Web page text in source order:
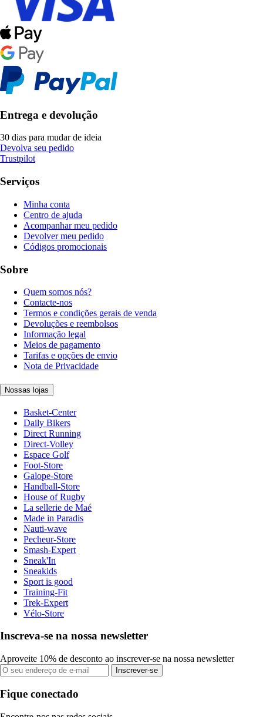
Entrega e devolução
30 dias para mudar de ideia
Devolva seu pedido
Trustpilot
Serviços
Minha conta
Centro de ajuda
Acompanhar meu pedido
Devolver meu pedido
Códigos promocionais
Sobre
Quem somos nós?
Contacte-nos
Termos e condições gerais de venda
Devoluções e reembolsos
Informação legal
Meios de pagamento
Tarifas e opções de envio
Nota de Privacidade
Nossas lojas
Basket-Center
Daily Bikers
Direct Running
Direct-Volley
Espace Golf
Foot-Store
Galope-Store
Handball-Store
House of Rugby
La sellerie de Maé
Made in Paradis
Nauti-wave
Pecheur-Store
Smash-Expert
Sneak'In
Sneakids
Sport is good
Training-Fit
Trek-Expert
Vélo-Store
Inscreva-se na nossa newsletter
Aproveite 10% de desconto ao inscrever-se na nossa newsletter
Inscrever-se
Fique conectado